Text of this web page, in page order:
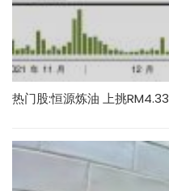
热门股:恒源炼油 上挑RM4.33